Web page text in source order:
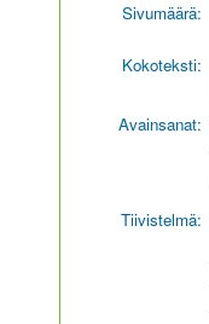
Sivumäärä:
Kokoteksti:
Avainsanat:
Tiivistelmä: